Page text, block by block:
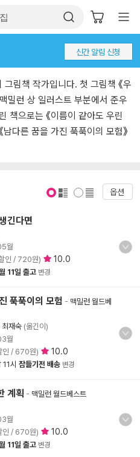
신간 알림 신청
림책 작가입니다. 첫 그림책 《우
밀런 상 일러스트 부분에서 준우
책으로는 《이름이 같아도 우린
남다른 꿈을 가진 푹푹이의 모험》
옵션
긴다면
월
인 / 720원) 10.0
11일 출고 변경
푹푹이의 모험 - 맥밀런 월드베
최재숙 (옮긴이)
월
인 / 670원) 10.0
11시 잠들기전 배송 변경
계획 - 맥밀런 월드베스트
월
인 / 670원) 10.0
11일 출고 변경